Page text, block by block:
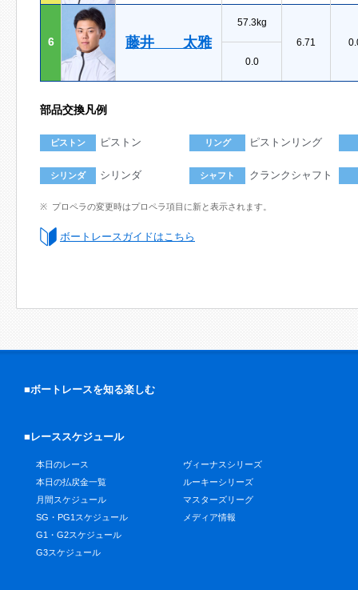
6 藤井 太雅
57.3kg
6.71
0.0
部品交換凡例
ピストン ピストン リング ピストンリング
シリンダ シリンダ シャフト クランクシャフト
プロペラの変更時はプロペラ項目に新と表示されます。
ボートレースガイドはこちら
■ボートレースを知る楽しむ
■レーススケジュール
本日のレース
本日の払戻金一覧
月間スケジュール
SG・PG1スケジュール
G1・G2スケジュール
G3スケジュール
ヴィーナスシリーズ
ルーキーシリーズ
マスターズリーグ
メディア情報